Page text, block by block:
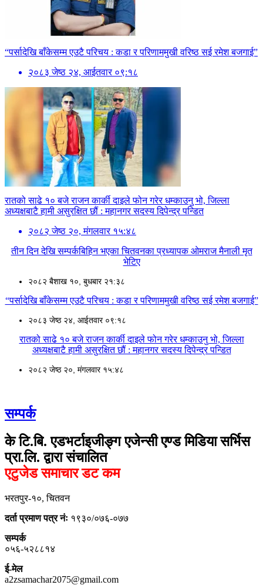
“पर्सादेखि बाँकेसम्म एउटै परिचय : कडा र परिणाममुखी वरिष्ठ सई रमेश बजगाई”
२०८३ जेष्ठ २४, आईतवार ०९:१८
रातको साढे १० बजे राजन कार्की दाइले फोन गरेर धम्काउनु भो, जिल्ला
अध्यक्षबाटै हामी असुरक्षित छौं : महानगर सदस्य दिपेन्द्र पन्डित
२०८२ जेष्ठ २०, मंगलवार १५:४८
तीन दिन देखि सम्पर्कबिहिन भएका चितवनका प्रध्यापक ओमराज मैनाली मृत
भेटिए
२०८२ बैशाख १०, बुधबार २१:३८
“पर्सादेखि बाँकेसम्म एउटै परिचय : कडा र परिणाममुखी वरिष्ठ सई रमेश बजगाई”
२०८३ जेष्ठ २४, आईतवार ०९:१८
रातको साढे १० बजे राजन कार्की दाइले फोन गरेर धम्काउनु भो, जिल्ला
अध्यक्षबाटै हामी असुरक्षित छौं : महानगर सदस्य दिपेन्द्र पन्डित
२०८२ जेष्ठ २०, मंगलवार १५:४८
सम्पर्क
के टि.बि. एडभर्टाइजीङ्ग एजेन्सी एण्ड मिडिया सर्भिस
प्रा.लि. द्वारा संचालित
एटुजेड समाचार डट कम
भरतपुर-१०, चितवन
दर्ता प्रमाण पत्र नंः १९३०/०७६-०७७
सम्पर्क
०५६-५२८८१४
ई-मेल
a2zsamachar2075@gmail.com